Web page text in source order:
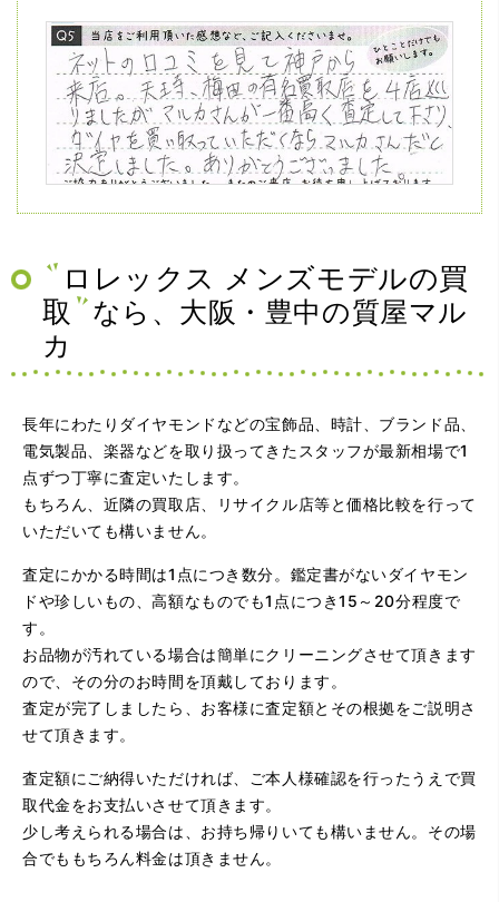
（大阪府大阪市）問い合わせから非常に分かり易く、安心
して利用できた。また、思ったよりも高額だったので助か
りました。
（大阪府大阪市）とてもプロな鑑定士さんがいて的確にア
なって頂いてありがとうございます! お店の雰囲気もやらし
さがなく、とても入ってゆっくりできる落ちついた敷居の
高いお店です。また鑑定士さんに会いたいです。
ロレックス メンズモデルの買
取
なら、大阪・豊中の質屋マル
カ
長年にわたりダイヤモンドなどの宝飾品、時計、ブランド品、
電気製品、楽器などを取り扱ってきたスタッフが最新相場で1
点ずつ丁寧に査定いたします。
もちろん、近隣の買取店、リサイクル店等と価格比較を行って
いただいても構いません。
査定にかかる時間は1点につき数分。鑑定書がないダイヤモン
ドや珍しいもの、高額なものでも1点につき15～20分程度で
す。
お品物が汚れている場合は簡単にクリーニングさせて頂きます
ので、その分のお時間を頂戴しております。
査定が完了しましたら、お客様に査定額とその根拠をご説明さ
せて頂きます。
査定額にご納得いただければ、ご本人様確認を行ったうえで買
取代金をお支払いさせて頂きます。
少し考えられる場合は、お持ち帰りいても構いません。その場
合でももちろん料金は頂きません。